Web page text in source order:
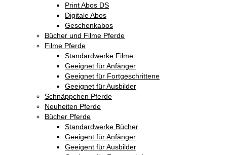
Print Abos DS
Digitale Abos
Geschenkabos
Bücher und Filme Pferde
Filme Pferde
Standardwerke Filme
Geeignet für Anfänger
Geeignet für Fortgeschrittene
Geeignet für Ausbilder
Schnäppchen Pferde
Neuheiten Pferde
Bücher Pferde
Standardwerke Bücher
Geeigent für Anfänger
Geeigent für Ausbilder